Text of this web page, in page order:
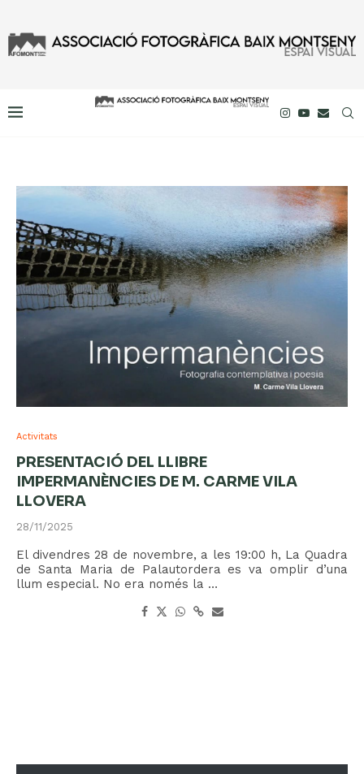
Activitats
PRESENTACIÓ DEL LLIBRE
IMPERMANÈNCIES DE M. CARME VILA
LLOVERA
28/11/2025
El divendres 28 de novembre, a les 19:00 h, La Quadra
de Santa Maria de Palautordera es va omplir d’una
llum especial. No era només la …